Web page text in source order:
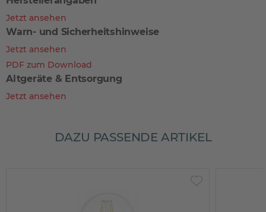
Jetzt ansehen
Warn- und Sicherheitshinweise
Jetzt ansehen
PDF zum Download
Altgeräte & Entsorgung
Jetzt ansehen
DAZU PASSENDE ARTIKEL